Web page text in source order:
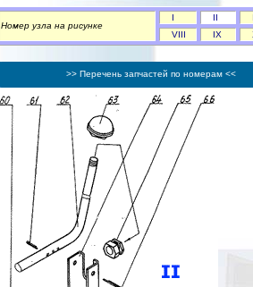
Номер узла на рисунке
VIII
IX
>> Перечень запчастей по номерам <<